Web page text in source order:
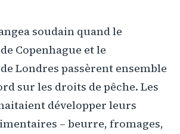
soudain quand le
Copenhague et le
Londres passèrent ensemble
sur les droits de pêche. Les
développer leurs
– beurre, fromages,